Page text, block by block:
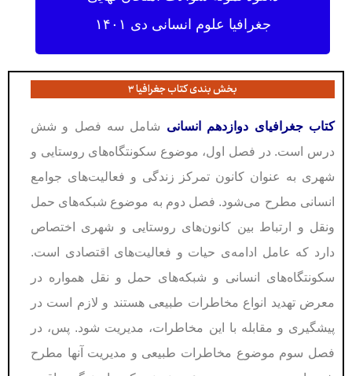
جغرافیا علوم انسانی دی ۱۴۰۱
بخش بندی کتاب جغرافیا ۳
کتاب جغرافیای دوازدهم انسانی شامل سه فصل و شش
درس است. در فصل اول، موضوع سکونتگاه‌های روستایی و
شهری به عنوان کانون تمرکز زندگی و فعالیت‌های جوامع
انسانی مطرح می‌شود. فصل دوم به موضوع شبکه‌های حمل
ونقل و ارتباط بین کانون‌های روستایی و شهری اختصاص
دارد که عامل ادامە‌ی حیات و فعالیت‌های اقتصادی است.
سکونتگاه‌های انسانی و شبکه‌های حمل و نقل همواره در
معرض تهدید انواع مخاطرات طبیعی هستند و لازم است در
پیشگیری و مقابله با این مخاطرات، مدیریت شود. پس، در
فصل سوم موضوع مخاطرات طبیعی و مدیریت آنها مطرح